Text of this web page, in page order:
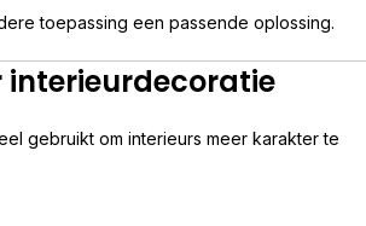
toepassing een passende oplossing.
interieurdecoratie
gebruikt om interieurs meer karakter te